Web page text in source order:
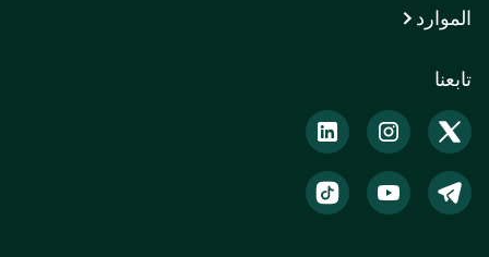
تابعنا
الموارد